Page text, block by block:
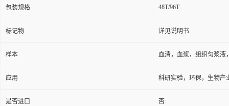
包装规格 48T/96T
标记物 详见说明书
样本 血清，血浆，组织匀浆液
应用 科研实验，环保，生物产
是否进口 否